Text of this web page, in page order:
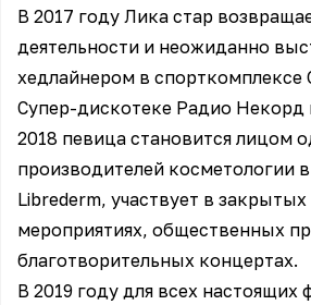
В 2017 году Лика стар
деятельности и неожиданно
хедлайнером в спорткомплексе
Cупер-дискотеке Радио
2018 певица становится лицом
производителей косметологии
Librederm, участвует в закрытых
мероприятиях, общественных
благотворительных концертах.
В 2019 году для всех настоящих